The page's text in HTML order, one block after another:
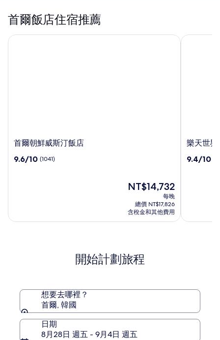
首爾飯店住宿推薦
首
朝
店
首爾朝鮮威斯汀飯店
9.6
9.6/10 (1041)
現
格
為
NT$14,732
每晚
總價 NT$17,826
含稅金和其他費用
首爾朝鮮威斯汀飯店
樂
世
樂天世界
9.4
9.4/10
樂天世界
開始計劃旅程
想要去哪裡？
首爾, 韓國
日期
8月28日 週五 - 9月4日 週五